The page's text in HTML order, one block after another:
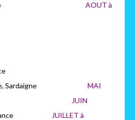
AOUT à
Sardaigne MAI
JUIN
France
JUILLET à